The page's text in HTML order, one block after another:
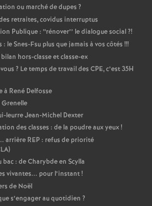
ou marché de dupes ?
retraites, covidus interruptus
Publique : ‘‘rénover’’ le dialogue social?!
le Snes-Fsu plus que jamais à vos côtés !!!
hors-classe et classe-ex
? Le temps de travail des CPE, c’est 35H
à René Delfosse
leurre Jean-Michel Dexter
des classes : de la poudre aux yeux!
arrière REP : refus de priorité
: de Charybde en Scylla
vivantes... pour l’instant!
de Noël
s’engager au quotidien ?